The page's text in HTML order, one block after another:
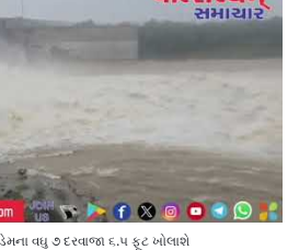
વઘુ ૭ દરવાજા ૬.૫ ફૂટ ખોલાશે